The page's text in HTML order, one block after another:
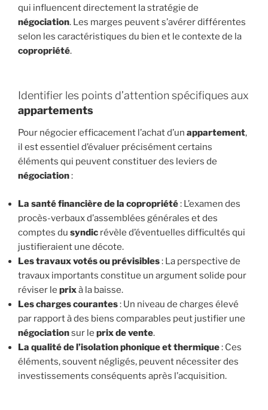
qui influencent directement la stratégie de
négociation. Les marges peuvent s’avérer différentes
selon les caractéristiques du bien et le contexte de la
copropriété.
Identifier les points d’attention spécifiques aux
appartements
Pour négocier efficacement l’achat d’un appartement,
il est essentiel d’évaluer précisément certains
éléments qui peuvent constituer des leviers de
négociation:
La santé financière de la copropriété: L’examen des
procès-verbaux d’assemblées générales et des
comptes du syndic révèle d’éventuelles difficultés qui
justifieraient une décote.
Les travaux votés ou prévisibles: La perspective de
travaux importants constitue un argument solide pour
réviser le prixà la baisse.
Les charges courantes: Un niveau de charges élevé
par rapport à des biens comparables peut justifier une
négociationsur le prix de vente.
La qualité de l’isolation phonique et thermique: Ces
éléments, souvent négligés, peuvent nécessiter des
investissements conséquents après l’acquisition.